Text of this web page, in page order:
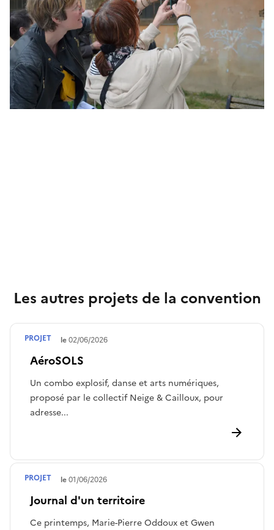
Les autres projets de la convention
AéroSOLS
Un combo explosif, danse et arts numériques,
proposé par le collectif Neige & Cailloux, pour
adresse...
Terminé le02/06/2026
PROJET
Journal d'un territoire
Ce printemps, Marie-Pierre Oddoux et Gwen
Terminé le01/06/2026
PROJET